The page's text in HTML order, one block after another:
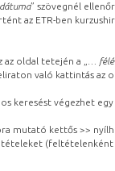
” szövegnél
az ETR-ben
oldal tetején a „
…
való kattintás az
keresést végezhet
mutató kettős >>
(feltételenként